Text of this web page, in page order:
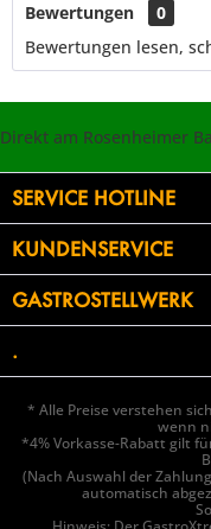
Bewertungen
0
Bewertungen lesen,
Direkt am Rosenheimer
SERVICE HOTLINE
KUNDENSERVICE
GASTROSTELLWERK
.
* Alle Preise verstehen
wenn
*4% Vorkasse-Rabatt gilt
(Nach Auswahl der
automatisch